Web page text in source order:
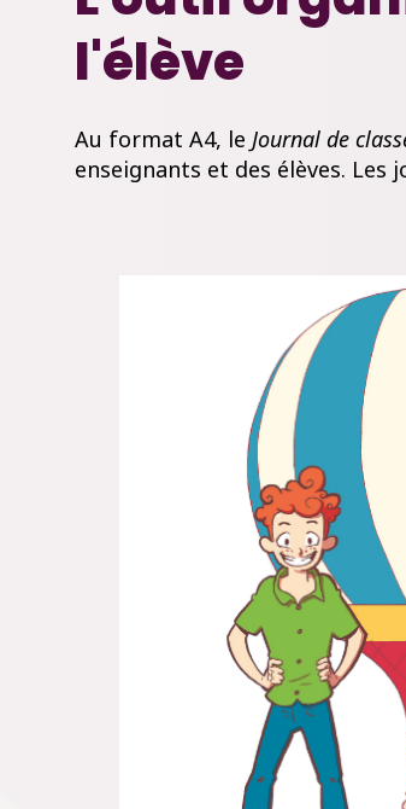
l'élève
Au format A4, le Journal de
enseignants et des élèves. Les